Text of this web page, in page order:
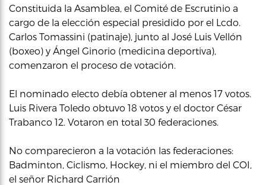
Constituida la Asamblea, el Comité de Escrutinio a
cargo de la elección especial presidido por el Lcdo.
Carlos Tomassini (patinaje), junto al José Luis Vellón
(boxeo) y Ángel Ginorio (medicina deportiva),
comenzaron el proceso de votación.
El nominado electo debía obtener al menos 17 votos.
Luis Rivera Toledo obtuvo 18 votos y el doctor César
Trabanco 12. Votaron en total 30 federaciones.
No comparecieron a la votación las federaciones:
Badminton, Ciclismo, Hockey, ni el miembro del COI,
el señor Richard Carrión